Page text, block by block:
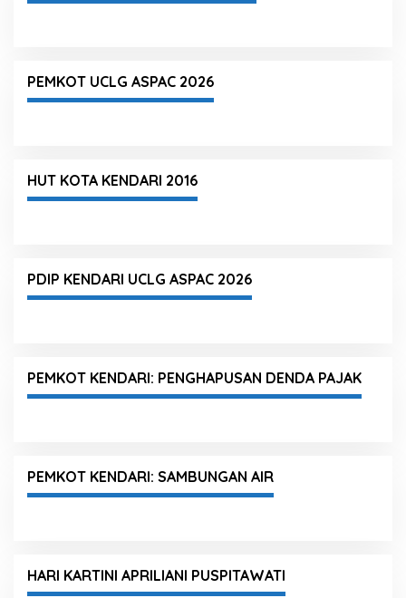
PEMKOT UCLG ASPAC 2026
HUT KOTA KENDARI 2016
PDIP KENDARI UCLG ASPAC 2026
PEMKOT KENDARI: PENGHAPUSAN DENDA PAJAK
PEMKOT KENDARI: SAMBUNGAN AIR
HARI KARTINI APRILIANI PUSPITAWATI